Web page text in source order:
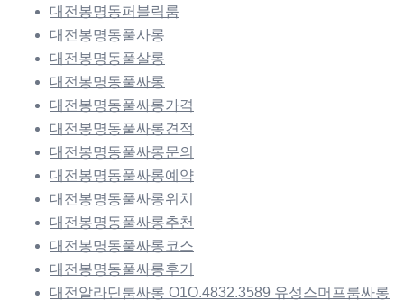
대전봉명동퍼블릭룸
대전봉명동풀사롱
대전봉명동풀살롱
대전봉명동풀싸롱
대전봉명동풀싸롱가격
대전봉명동풀싸롱견적
대전봉명동풀싸롱문의
대전봉명동풀싸롱예약
대전봉명동풀싸롱위치
대전봉명동풀싸롱추천
대전봉명동풀싸롱코스
대전봉명동풀싸롱후기
대전알라딘룸싸롱 O1O.4832.3589 유성스머프룸싸롱